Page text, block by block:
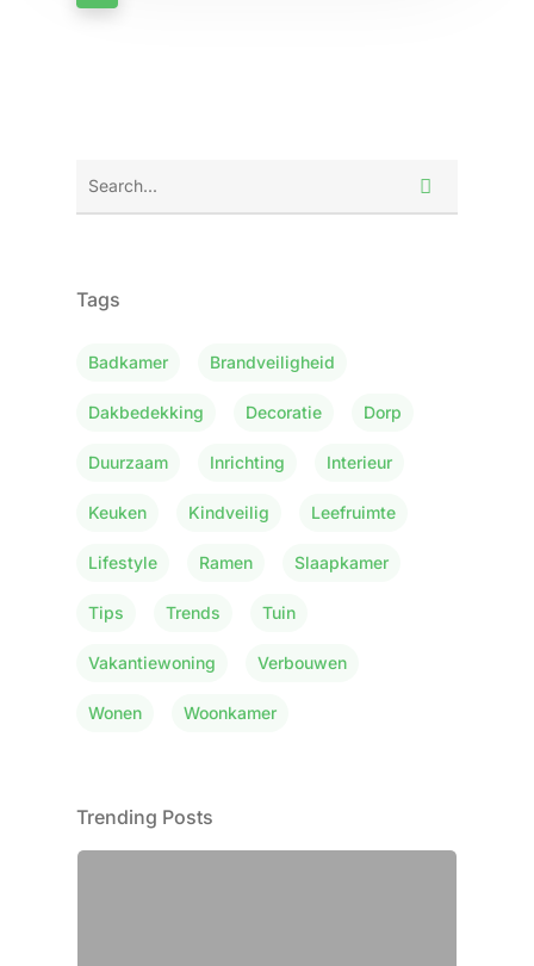
Tags
Badkamer Brandveiligheid
Dakbedekking Decoratie Dorp
Duurzaam Inrichting Interieur
Keuken Kindveilig Leefruimte
Lifestyle Ramen Slaapkamer
Tips Trends Tuin
Vakantiewoning Verbouwen
Wonen Woonkamer
Trending Posts